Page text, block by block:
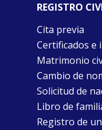
REGISTRO
Cita previa
Certificados e
Matrimonio
Cambio de
Solicitud de
Libro de
Registro de